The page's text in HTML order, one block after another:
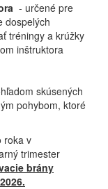
- určené pre
dospelých
tréningy a krúžky
inštruktora
skúsených
pohybom, ktoré
roka v
trimester
brány